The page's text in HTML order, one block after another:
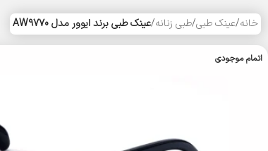
خانه/عینک طبی/طبی زنانه/عینک طبی برند ایوور مدل AW9770
اتمام موجودی